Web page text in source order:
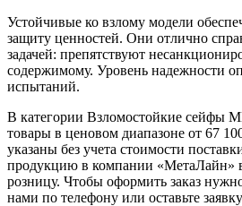
Устойчивые ко взлому модели
защиту ценностей. Они отлично
задачей: препятствуют
содержимому. Уровень надежности
испытаний.
В категории Взломостойкие сейфы
товары в ценовом диапазоне от 67
указаны без учета стоимости
продукцию в компании «МетаЛайн»
розницу. Чтобы оформить заказ
нами по телефону или оставьте